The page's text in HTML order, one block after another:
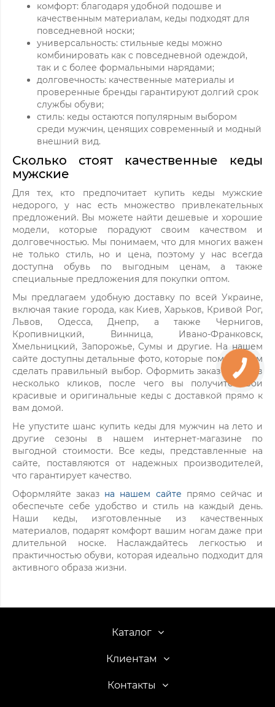
комфорт: благодаря удобной подошве и
качественным материалам, кеды подходят для
повседневной носки;
универсальность: стильные кеды можно
комбинировать как с повседневной одеждой,
так и с более формальными нарядами;
долговечность: качественные материалы и
проверенные бренды гарантируют долгий срок
службы обуви;
стиль: кеды остаются популярным выбором
среди мужчин, ценящих современный и модный
внешний вид.
Сколько стоят качественные кеды
мужские
Для тех, кто предпочитает купить кеды мужские
недорого, у нас есть множество привлекательных
предложений. Вы можете найти дешевые и хорошие
модели, которые порадуют своим качеством и
долговечностью. Мы понимаем, что для многих важен
не только стиль, но и цена, поэтому у нас всегда
доступна обувь по выгодным ценам, а также
специальные предложения для покупки оптом.
Мы предлагаем удобную доставку по всей Украине,
включая такие города, как Киев, Харьков, Кривой Рог,
Львов, Одесса, Днепр, а также Чернигов,
Кропивницкий, Винница, Ивано-Франковск,
Хмельницкий, Запорожье, Сумы и другие. На нашем
сайте доступны детальные фото, которые помогут вам
сделать правильный выбор. Оформить заказ можно в
несколько кликов, после чего вы получите свои
красивые и оригинальные кеды с доставкой прямо к
вам домой.
Не упустите шанс купить кеды для мужчин на лето и
другие сезоны в нашем интернет-магазине по
выгодной стоимости. Все кеды, представленные на
сайте, поставляются от надежных производителей,
что гарантирует качество.
Оформляйте заказ на нашем сайте прямо сейчас и
обеспечьте себе удобство и стиль на каждый день.
Наши кеды, изготовленные из качественных
материалов, подарят комфорт вашим ногам даже при
длительной носке. Наслаждайтесь легкостью и
практичностью обуви, которая идеально подходит для
активного образа жизни.
Каталог
Клиентам
Контакты